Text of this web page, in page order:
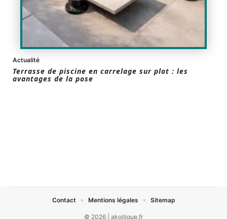
Actualité
Terrasse de piscine en carrelage sur plot : les
avantages de la pose
© 2026 | akoitique.fr
Contact Mentions légales Sitemap